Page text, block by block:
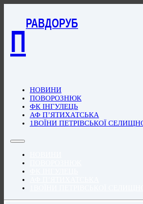
П
РАВДОРУБ
НОВИНИ
ПОВОРОЗНЮК
ФК ІНГУЛЕЦЬ
АФ П’ЯТИХАТСЬКА
1ВОЇНИ ПЕТРІВСЬКОЇ